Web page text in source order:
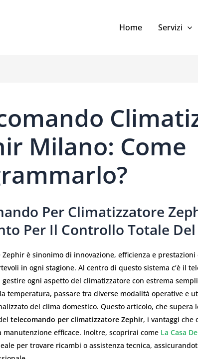
Home Servizi
Milano: Come
Per Climatizzatore
Per Il Controllo Totale
Zephir è sinonimo di innovazione, efficienza e
in ogni stagione. Al centro di questo sistema c’è il
ogni aspetto del climatizzatore con estrema
temperatura, passare tra diverse modalità operative e
del clima domestico. Questo articolo, che supera
telecomando per climatizzatore Zephir, i vantaggi che
manutenzione efficace. Inoltre, scoprirai come La Casa
per trovare ricambi o assistenza tecnica,